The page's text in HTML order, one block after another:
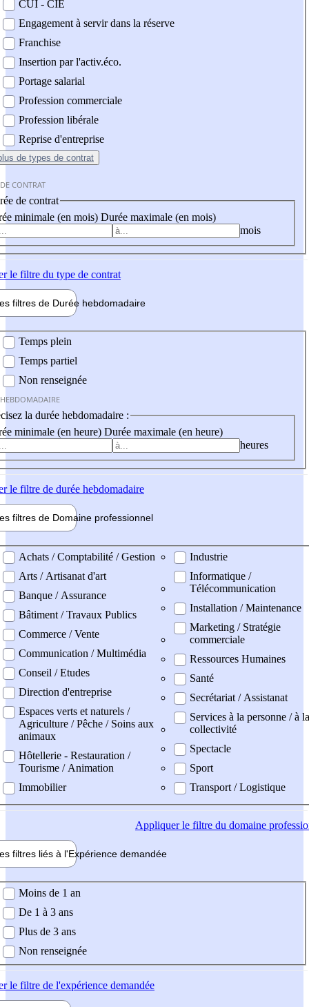
CUI - CIE
Engagement à servir dans la réserve
Franchise
Insertion par l'activ.éco.
Portage salarial
Profession commerciale
Profession libérale
Reprise d'entreprise
de types de contrat
CONTRAT
de contrat
minimale (en mois) Durée maximale (en mois)
mois
le filtre du type de contrat
filtres de Durée hebdomadaire
Temps plein
Temps partiel
Non renseignée
la durée hebdomadaire :
minimale (en heure) Durée maximale (en heure)
heures
le filtre de durée hebdomadaire
filtres de Domaine professionnel
professionel
Achats / Comptabilité / Gestion
Arts / Artisanat d'art
Banque / Assurance
Bâtiment / Travaux Publics
Commerce / Vente
Communication / Multimédia
Conseil / Etudes
Direction d'entreprise
Espaces verts et naturels /
Agriculture / Pêche / Soins aux
animaux
Hôtellerie - Restauration /
Tourisme / Animation
Immobilier
Industrie
Informatique /
Télécommunication
Installation / Maintenance
Marketing / Stratégie
commerciale
Ressources Humaines
Santé
Secrétariat / Assistanat
Services à la personne / à la
collectivité
Spectacle
Sport
Transport / Logistique
Appliquerle filtre du domaine
filtres liés à l'Expérience demandée
demandée
Moins de 1 an
De 1 à 3 ans
Plus de 3 ans
Non renseignée
le filtre de l'expérience demandée